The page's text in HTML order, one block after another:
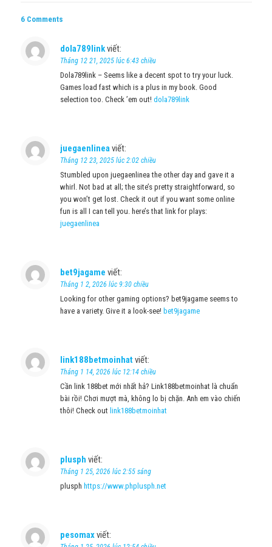
6 Comments
dola789linkviết:
Tháng 12 21, 2025 lúc 6:43 chiều
Dola789link – Seems like a decent spot to try your luck.
Games load fast which is a plus in my book. Good
selection too. Check ’em out! dola789link
juegaenlineaviết:
Tháng 12 23, 2025 lúc 2:02 chiều
Stumbled upon juegaenlinea the other day and gave it a
whirl. Not bad at all; the site’s pretty straightforward, so
you won’t get lost. Check it out if you want some online
fun is all I can tell you. here’s that link for plays:
juegaenlinea
bet9jagame viết:
Tháng 1 2, 2026 lúc 9:30 chiều
Looking for other gaming options? bet9jagame seems to
have a variety. Give it a look-see! bet9jagame
link188betmoinhatviết:
Tháng 1 14, 2026 lúc 12:14 chiều
Cần link 188bet mới nhất hả? Link188betmoinhat là chuẩn
bài rồi! Chơi mượt mà, không lo bị chặn. Anh em vào chiến
thôi! Check out link188betmoinhat
plusph viết:
Tháng 1 25, 2026 lúc 2:55 sáng
plusph https://www.phplusph.net
pesomaxviết: